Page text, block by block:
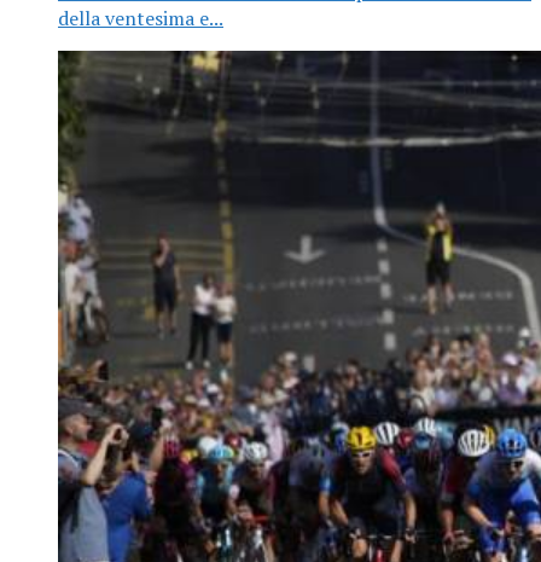
della ventesima e...